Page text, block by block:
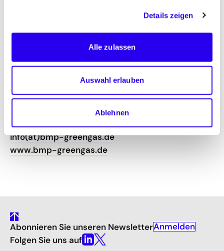
Details zeigen
Alle zulassen
Auswahl erlauben
Ablehnen
bmp greengas GmbH
Ganghoferstr. 68a
Telefon +49 (0)89 30 90 58 7-0
Fax +49 (0)89 309 05 87 888
info(at)bmp-greengas.de
www.bmp-greengas.de
gehe
nach
oben
Abonnieren Sie unseren NewsletterAnmelden
Folgen Sie uns aufLinkedin
X